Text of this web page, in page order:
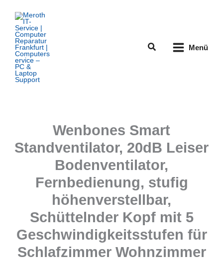
Inhalt
springen
Suchen Menü
Wenbones Smart
Standventilator, 20dB Leiser
Bodenventilator,
Fernbedienung, stufig
höhenverstellbar,
Schüttelnder Kopf mit 5
Geschwindigkeitsstufen für
Schlafzimmer Wohnzimmer